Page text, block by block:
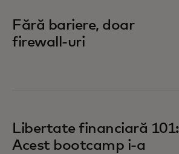
Fără bariere, doar
firewall-uri
Libertate financiară 101:
Acest bootcamp i-a